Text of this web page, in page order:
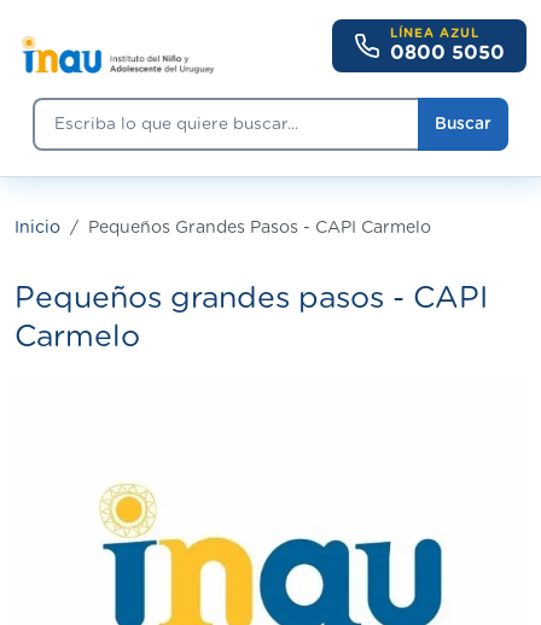
Buscar
Buscar
LÍNEA AZUL
0800 5050
Inicio Pequeños Grandes Pasos - CAPI Carmelo
Pequeños grandes pasos - CAPI
Carmelo